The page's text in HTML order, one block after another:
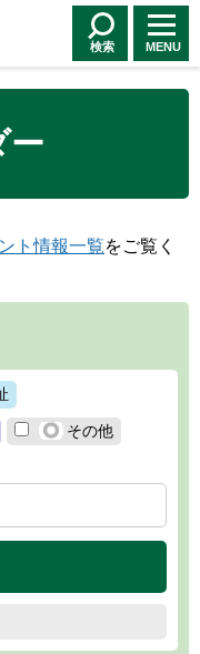
検索 MENU
ー
ト情報一覧をご覧く
その他